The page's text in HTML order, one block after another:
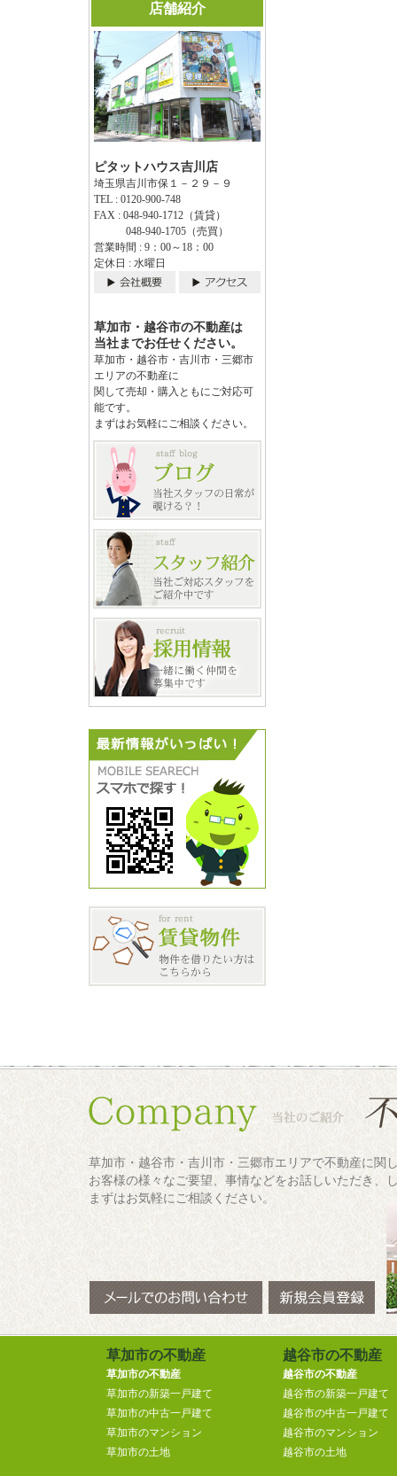
店舗紹介
ピタットハウス吉川店
埼玉県吉川市保１－２９－９
TEL : 0120-900-748
FAX : 048-940-1712（賃貸）
048-940-1705（売買）
営業時間 : 9：00～18：00
定休日 : 水曜日
草加市・越谷市の不動産は
当社までお任せください。
草加市・越谷市・吉川市・三郷市
エリアの不動産に
関して売却・購入ともにご対応可
能です。
まずはお気軽にご相談ください。
草加市・越谷市・吉川市・三郷市エリアで不動産に関
お客様の様々なご要望、事情などをお話しいただき、
まずはお気軽にご相談ください。
草加市の不動産
草加市の不動産
草加市の新築一戸建て
草加市の中古一戸建て
草加市のマンション
草加市の土地
越谷市の不動産
越谷市の不動産
越谷市の新築一戸建て
越谷市の中古一戸建て
越谷市のマンション
越谷市の土地